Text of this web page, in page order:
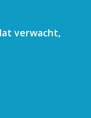
verwacht,